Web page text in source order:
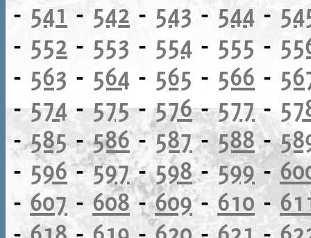
- 541 - 542 - 543 - 544 -
- 552 - 553 - 554 - 555 -
- 563 - 564 - 565 - 566 -
-574 -575-576-577-
-585-586-587-588-
- 596-597-598-599-
- 607 - 608-609- 610 -